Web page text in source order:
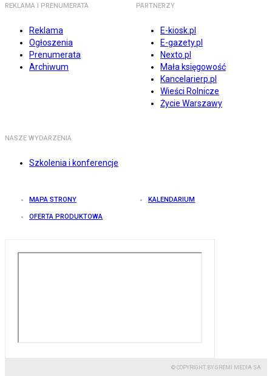
REKLAMA I PRENUMERATA
Reklama
Ogłoszenia
Prenumerata
Archiwum
PARTNERZY
E-kiosk.pl
E-gazety.pl
Nexto.pl
Mała księgowość
Kancelarierp.pl
Wieści Rolnicze
Życie Warszawy
NASZE WYDARZENIA
Szkolenia i konferencje
MAPA STRONY KALENDARIUM
OFERTA PRODUKTOWA
© COPYRIGHT BY GREMI MEDIA SA